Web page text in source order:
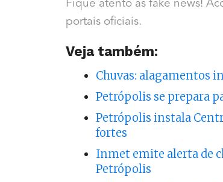
Fique atento às fake news!
portais oficiais.
Veja também:
Chuvas: alagamentos
Petrópolis se prepara
Petrópolis instala
fortes
Inmet emite alerta de
Petrópolis